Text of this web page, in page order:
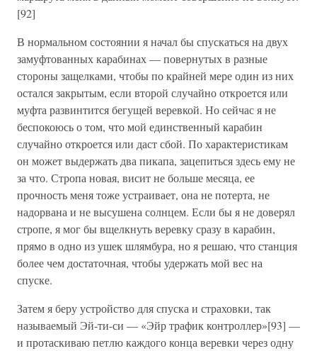
[92]
В нормальном состоянии я начал бы спускаться на двух
замуфтованных карабинах — повернутых в разные
стороны защелками, чтобы по крайней мере один из них
остался закрытым, если второй случайно откроется или
муфта развинтится бегущей веревкой. Но сейчас я не
беспокоюсь о том, что мой единственный карабин
случайно откроется или даст сбой. По характеристикам
он может выдержать два пикапа, зацепиться здесь ему не
за что. Стропа новая, висит не больше месяца, ее
прочность меня тоже устраивает, она не потерта, не
надорвана и не высушена солнцем. Если бы я не доверял
стропе, я мог бы вщелкнуть веревку сразу в карабин,
прямо в одно из ушек шлямбура, но я решаю, что станция
более чем достаточная, чтобы удержать мой вес на
спуске.
Затем я беру устройство для спуска и страховки, так
называемый Эй-ти-си — «Эйр трафик контроллер»[93] —
и протаскиваю петлю каждого конца веревки через одну